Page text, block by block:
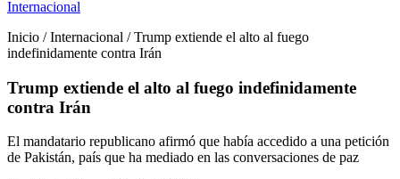
Internacional
Inicio / Internacional / Trump extiende el alto al fuego
indefinidamente contra Irán
Trump extiende el alto al fuego indefinidamente
contra Irán
El mandatario republicano afirmó que había accedido a una petición
de Pakistán, país que ha mediado en las conversaciones de paz